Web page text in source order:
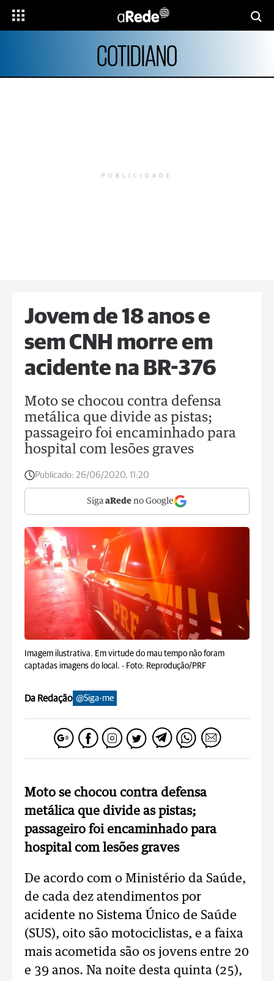
COTIDIANO
PUBLICIDADE
Jovem de 18 anos e
sem CNH morre em
acidente na BR-376
Moto se chocou contra defensa
metálica que divide as pistas;
passageiro foi encaminhado para
hospital com lesões graves
Publicado: 26/06/2020, 11:20
Siga aRede no Google
Imagem ilustrativa. Em virtude do mau tempo não foram
captadas imagens do local. - Foto: Reprodução/PRF
Da Redação @Siga-me
Moto se chocou contra defensa
metálica que divide as pistas;
passageiro foi encaminhado para
hospital com lesões graves
De acordo com o Ministério da Saúde,
de cada dez atendimentos por
acidente no Sistema Único de Saúde
(SUS), oito são motociclistas, e a faixa
mais acometida são os jovens entre 20
e 39 anos. Na noite desta quinta (25),